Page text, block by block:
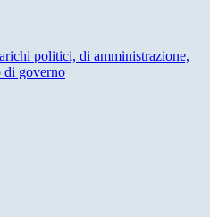
politici, di amministrazione,
di governo